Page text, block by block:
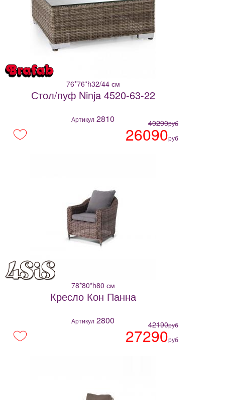
76*76*h32/44 см
Стол/пуф Ninja 4520-63-22
Артикул 2810 40290руб
26090руб
78*80*h80 см
Кресло Кон Панна
Артикул 2800 42190руб
27290руб